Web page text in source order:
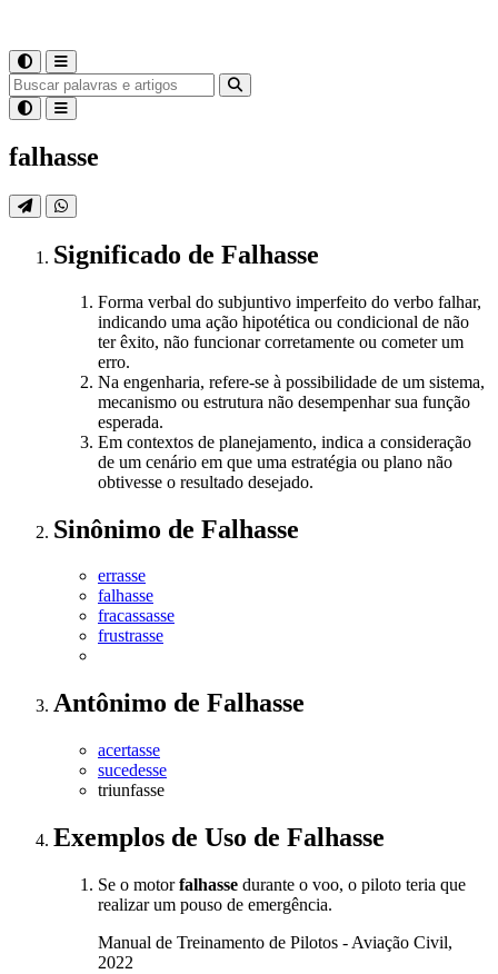
falhasse
Significado de Falhasse
Forma verbal do subjuntivo imperfeito do verbo falhar,
indicando uma ação hipotética ou condicional de não
ter êxito, não funcionar corretamente ou cometer um
erro.
Na engenharia, refere-se à possibilidade de um sistema,
mecanismo ou estrutura não desempenhar sua função
esperada.
Em contextos de planejamento, indica a consideração
de um cenário em que uma estratégia ou plano não
obtivesse o resultado desejado.
Sinônimo de Falhasse
errasse
falhasse
fracassasse
frustrasse
Antônimo de Falhasse
acertasse
sucedesse
triunfasse
Exemplos de Uso de Falhasse
Se o motorfalhasse durante o voo, o piloto teria que
realizar um pouso de emergência.
Manual de Treinamento de Pilotos - Aviação Civil,
2022